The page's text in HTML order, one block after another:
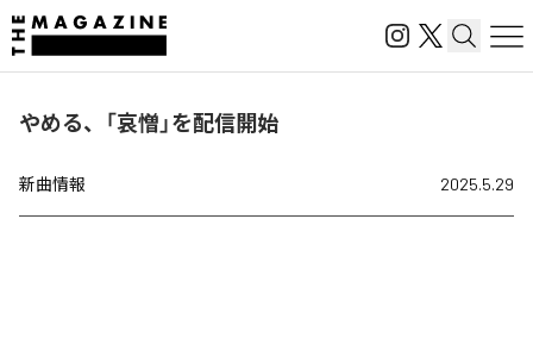
やめる、「哀憎」を配信開始
新曲情報 2025.5.29